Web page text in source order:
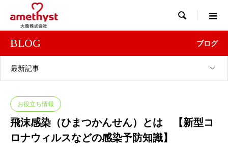

BLOG ブログ
最新記事
お役立ち情報
飛沫感染（ひまつかんせん）とは 【新型コ
ロナウィルスなどの感染予防知識】